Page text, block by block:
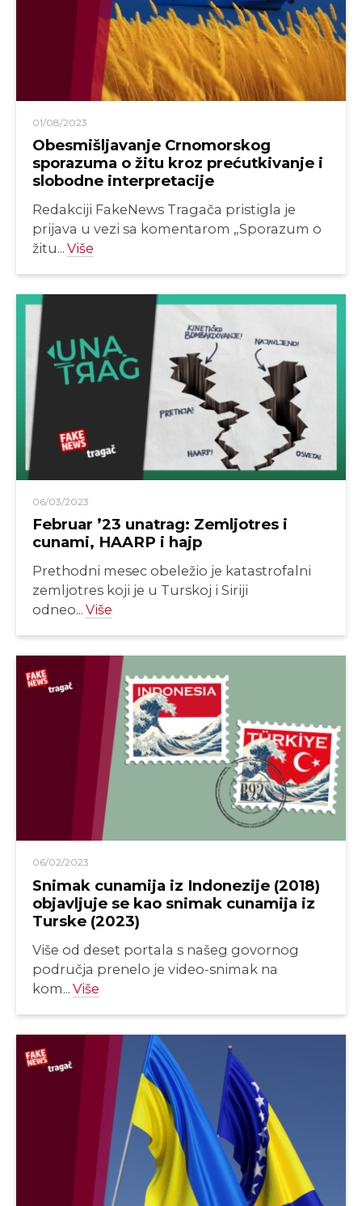
01/08/2023
Obesmišljavanje Crnomorskog
sporazuma o žitu kroz prećutkivanje i
slobodne interpretacije
Redakciji FakeNews Tragača pristigla je
prijava u vezi sa komentarom „Sporazum o
žitu... Više
06/03/2023
Februar ’23 unatrag: Zemljotres i
cunami, HAARP i hajp
Prethodni mesec obeležio je katastrofalni
zemljotres koji je u Turskoj i Siriji
odneo... Više
06/02/2023
Snimak cunamija iz Indonezije (2018)
objavljuje se kao snimak cunamija iz
Turske (2023)
Više od deset portala s našeg govornog
područja prenelo je video-snimak na
kom... Više